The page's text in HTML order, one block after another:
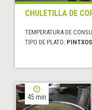
CHULETILLA DE
TEMPERATURA DE
TIPO DE PLATO:
45 min